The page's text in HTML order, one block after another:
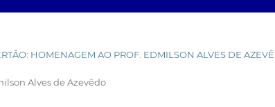
HOMENAGEM AO PROF. EDMILSON ALVES DE
Alves de Azevêdo